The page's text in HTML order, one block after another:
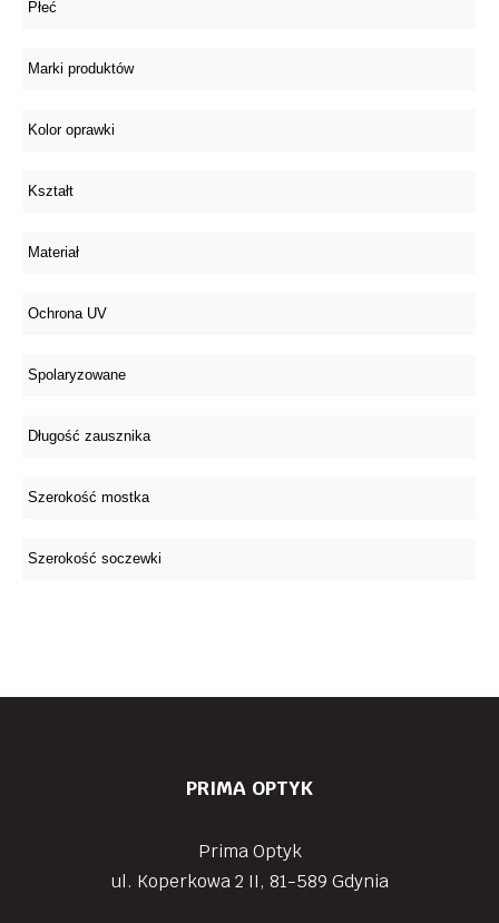
PRIMA OPTYK
Prima Optyk
ul. Koperkowa 2 II, 81-589 Gdynia